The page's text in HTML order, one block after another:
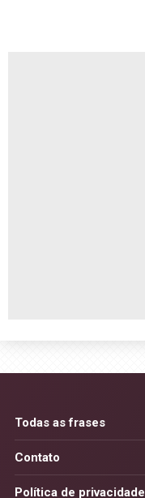
Todas as frases
Contato
Política de privacidade